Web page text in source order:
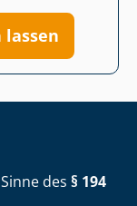
lassen
des § 194